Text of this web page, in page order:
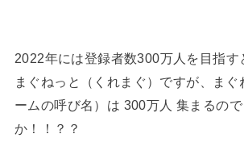
2022年には登録者数300万人を目指す
まぐねっと（くれまぐ）ですが、まぐ
ームの呼び名）は 300万人 集まるので
か！！？？